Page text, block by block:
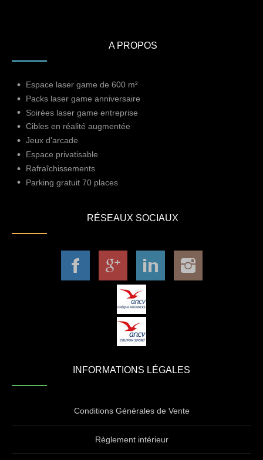
A PROPOS
Espace laser game de 600 m²
Packs laser game anniversaire
Soirées laser game entreprise
Cibles en réalité augmentée
Jeux d'arcade
Espace privatisable
Rafraîchissements
Parking gratuit 70 places
RÉSEAUX SOCIAUX
INFORMATIONS LÉGALES
Conditions Générales de Vente
Règlement intérieur